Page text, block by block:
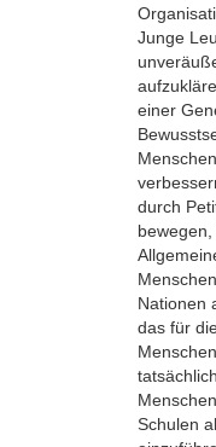
Junge
einer
durch
Nationen
das für
Schulen